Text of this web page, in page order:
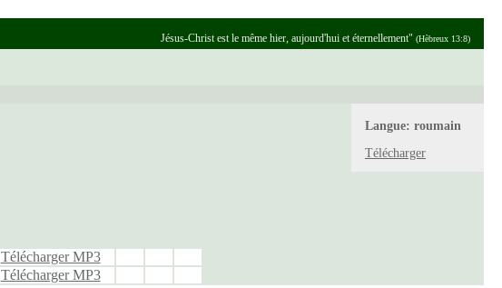
Jésus-Christ est le même hier, aujourd'hui et éternellement" (Hèbreux 13:8)
Langue: roumain
Télécharger
Télécharger MP3
Télécharger MP3